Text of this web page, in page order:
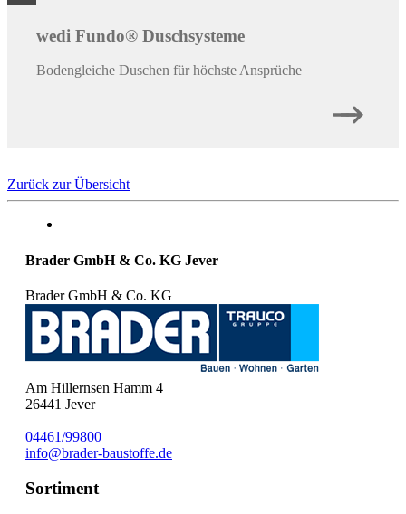
wedi Fundo® Duschsysteme
Bodengleiche Duschen für höchste Ansprüche
Zurück zur Übersicht
Brader GmbH & Co. KG Jever
Brader GmbH & Co. KG
Am Hillernsen Hamm 4
26441 Jever
04461/99800
info@brader-baustoffe.de
Sortiment